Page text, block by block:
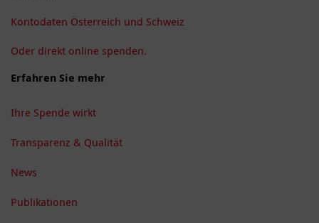
Kontodaten Österreich und Schweiz
Oder direkt online spenden.
Erfahren Sie mehr
Ihre Spende wirkt
Transparenz & Qualität
News
Publikationen